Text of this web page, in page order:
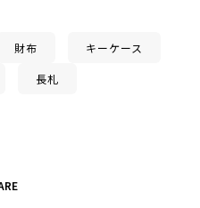
財布 キーケース
長札